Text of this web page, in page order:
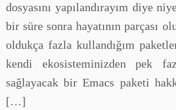
dosyasını yapılandırayım diye
bir süre sonra hayatının parçası
oldukça fazla kullandığım
kendi ekosisteminizden pek
sağlayacak bir Emacs paketi
[…]